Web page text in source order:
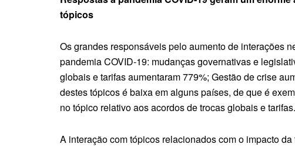
tópicos
Os grandes responsáveis pelo aumento de interações
pandemia COVID-19: mudanças governativas e
globais e tarifas aumentaram 779%; Gestão de crise
destes tópicos é baixa em alguns países, de que é
no tópico relativo aos acordos de trocas globais e tarifas.
A interação com tópicos relacionados com o impacto